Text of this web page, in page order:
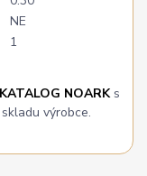
NE
1
KATALOG NOARKs
výrobce.